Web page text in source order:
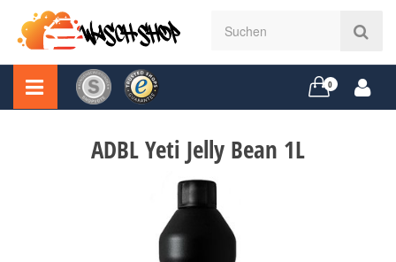
0
ADBL Yeti Jelly Bean 1L